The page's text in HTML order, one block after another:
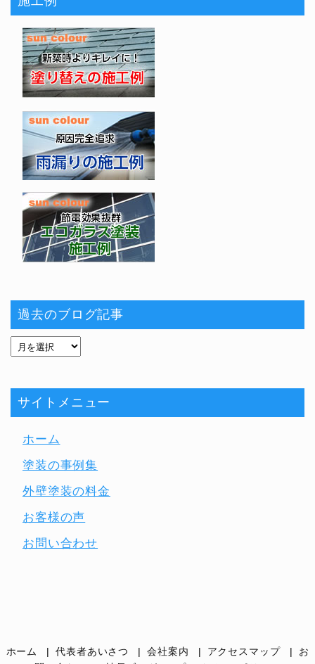
過去のブログ記事
サイトメニュー
ホーム
塗装の事例集
外壁塗装の料金
お客様の声
お問い合わせ
ホーム 代表者あいさつ 会社案内 アクセスマップ
お